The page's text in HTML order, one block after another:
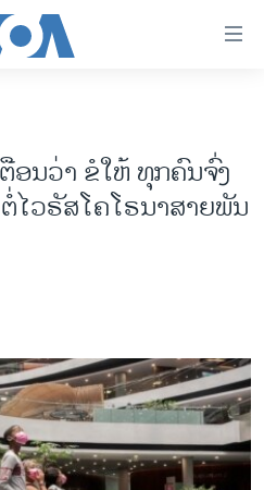
ະລັດ 2024
ອນວ່າ ​ຂໍ​ໃຫ້ ທຸກຄົນຈົ່ງ
ໄວຣັສໂຄໂຣນາສາຍພັນ